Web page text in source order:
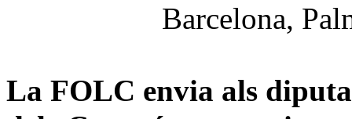
Barcelona,
La FOLC envia als